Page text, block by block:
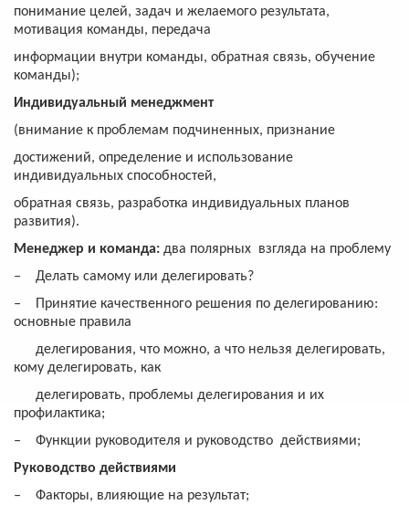
понимание целей, задач и желаемого результата,
мотивация команды, передача
информации внутри команды, обратная связь, обучение
команды);
Индивидуальный менеджмент
(внимание к проблемам подчиненных, признание
достижений, определение и использование
индивидуальных способностей,
обратная связь, разработка индивидуальных планов
развития).
Менеджер и команда: два полярных взгляда на проблему
‒
Делать самому или делегировать?
‒
Принятие качественного решения по делегированию:
основные правила
делегирования, что можно, а что нельзя делегировать,
кому делегировать, как
делегировать, проблемы делегирования и их
профилактика;
‒
Функции руководителя и руководство действиями;
Руководство действиями
‒
Факторы, влияющие на результат;